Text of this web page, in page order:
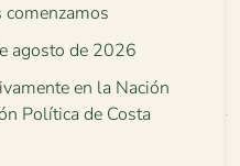
comenzamos
agosto de 2026
en la Nación
Política de Costa